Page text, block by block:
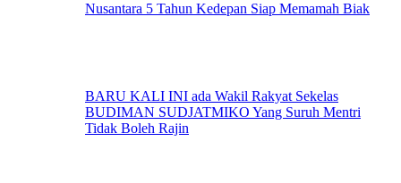
Nusantara 5 Tahun Kedepan Siap Memamah Biak
BARU KALI INI ada Wakil Rakyat Sekelas
BUDIMAN SUDJATMIKO Yang Suruh Mentri
Tidak Boleh Rajin